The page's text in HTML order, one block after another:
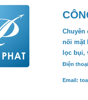
Chuyên
nối mặt
lọc bụi,
Điện
Email: